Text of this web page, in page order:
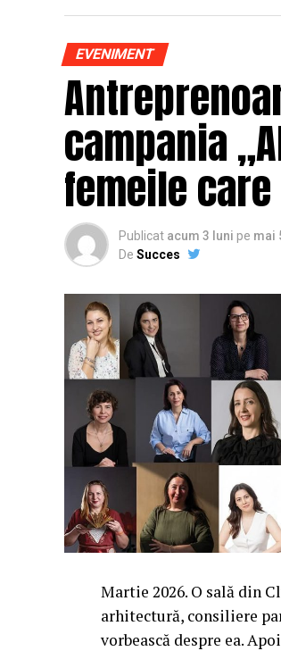
EVENIMENT
campania
femeile
Publicat acum 3 luni pe mai
De Succes
Martie 2026. O sală din
arhitectură, consiliere
vorbească despre ea.